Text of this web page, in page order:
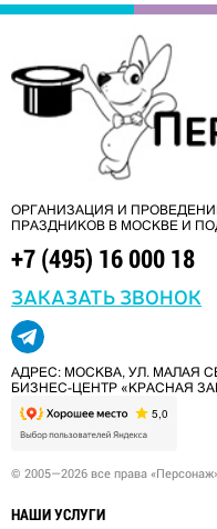
ОРГАНИЗАЦИЯ И
ПРАЗДНИКОВ В МОСКВЕ И
+7 (495) 16 000 18
ЗАКАЗАТЬ ЗВОНОК
АДРЕС: МОСКВА, УЛ. МАЛАЯ
БИЗНЕС-ЦЕНТР «КРАСНАЯ
© 2005—2026 все права
НАШИ УСЛУГИ